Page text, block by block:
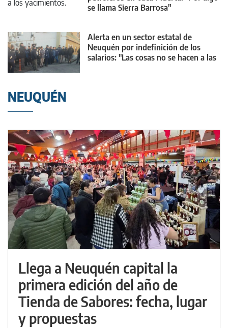
se llama Sierra Barrosa"
Alerta en un sector estatal de
Neuquén por indefinición de los
salarios: "Las cosas no se hacen a las
NEUQUÉN
Llega a Neuquén capital la
primera edición del año de
Tienda de Sabores: fecha, lugar
y propuestas